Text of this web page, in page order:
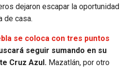
dejaron escapar la oportunidad
de casa.
se coloca con tres puntos
seguir sumando en su
Cruz Azul. Mazatlán, por otro